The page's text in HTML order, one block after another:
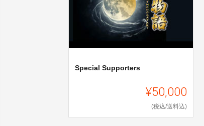
Special Supporters
¥50,000
(税込/送料込)